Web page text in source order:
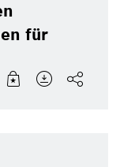
für